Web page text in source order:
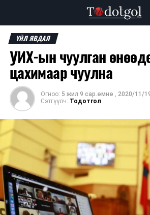
ҮЙЛ ЯВДАЛ
УИХ-ын чуулган
цахимаар чуулна
Огноо: 5 жил 9 сар.өмнө , 2020/11/
Сэтгүүлч: Тодотгол